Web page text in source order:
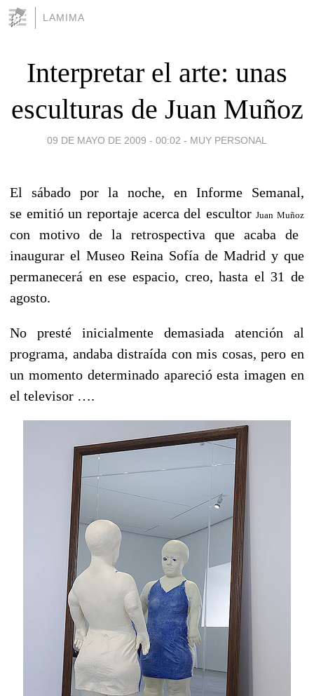
LAMIMA
Interpretar el arte: unas
esculturas de Juan Muñoz
09 DE MAYO DE 2009 - 00:02 - MUY PERSONAL
El sábado por la noche, en Informe Semanal,
se emitió un reportaje acerca del escultorJuan Muñoz
con motivo de la retrospectiva que acaba de
inaugurar el Museo Reina Sofía de Madrid y que
permanecerá en ese espacio, creo, hasta el 31 de
agosto.
No presté inicialmente demasiada atención al
programa, andaba distraída con mis cosas, pero en
un momento determinado apareció esta imagen en
el televisor ….